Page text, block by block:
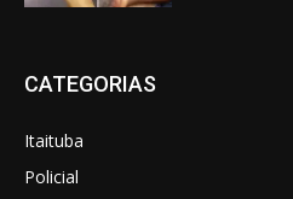
CATEGORIAS
Itaituba
Policial